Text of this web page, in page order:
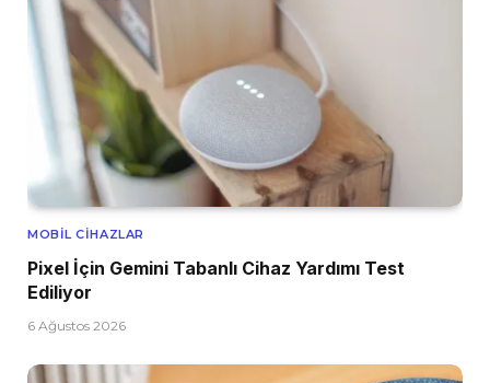
MOBIL CIHAZLAR
Pixel İçin Gemini Tabanlı Cihaz Yardımı Test
Ediliyor
6 Ağustos 2026